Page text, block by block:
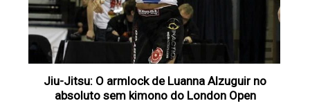
Jiu-Jitsu: O armlock de Luanna Alzuguir no
absoluto sem kimono do London Open